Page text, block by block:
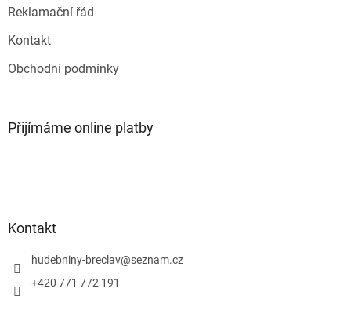
Reklamační řád
Kontakt
Obchodní podmínky
Přijímáme online platby
Kontakt
hudebniny-breclav@seznam.cz
+420 771 772 191